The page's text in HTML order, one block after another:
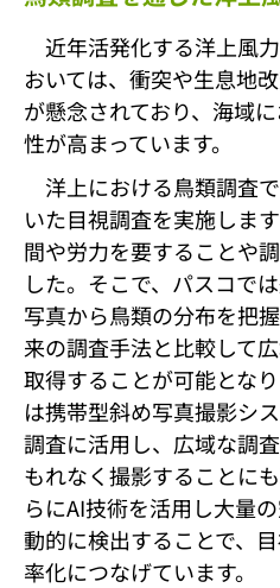
近年活発化する洋上風
おいては、衝突や生息地
が懸念されており、海域
性が高まっています。
洋上における鳥類調査
いた目視調査を実施しま
間や労力を要することや
した。そこで、パスコで
写真から鳥類の分布を把
来の調査手法と比較して
取得することが可能とな
は携帯型斜め写真撮影シス
調査に活用し、広域な調
もれなく撮影することに
らにAI技術を活用し大量
動的に検出することで、
率化につなげています。